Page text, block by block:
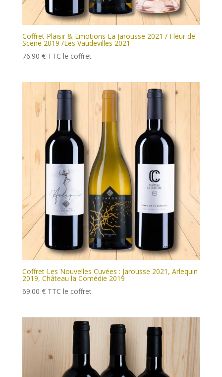
Coffret Plaisir & Emotions La Jarousse 2021 / Fleur de
Scene 2019 /Les Vaudevilles 2021
76.90 € TTC le coffret
Coffret Les Nouvelles Cuvées : Jarousse 2021, Arlequin
2019, Château la Comédie 2019
69.00 € TTC le coffret